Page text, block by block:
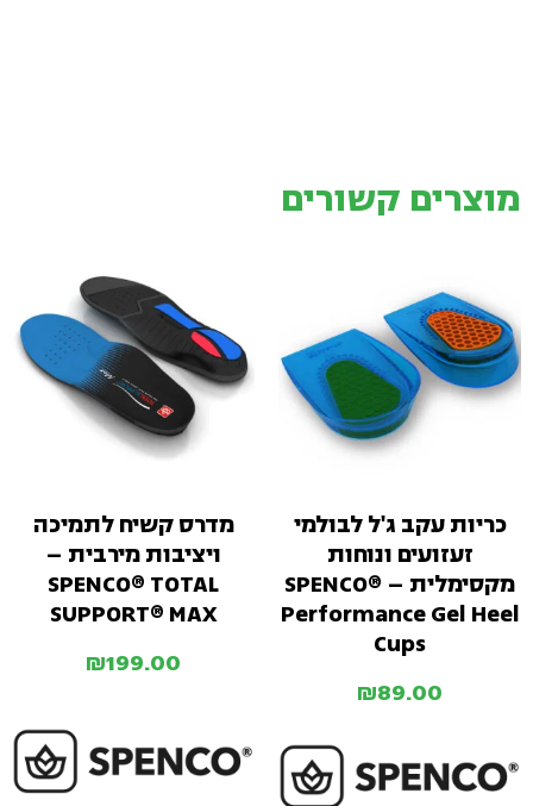
מוצרים קשורים
כריות עקב ג'ל לבולמי
זעזועים ונוחות
מקסימלית – SPENCO®
Performance Gel Heel
Cups
₪89.00
מדרס קשיח לתמיכה
ויציבות מירבית –
SPENCO® TOTAL
SUPPORT® MAX
₪199.00